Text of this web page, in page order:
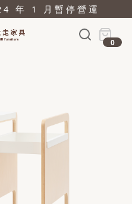
年 1 月暫停營運
0